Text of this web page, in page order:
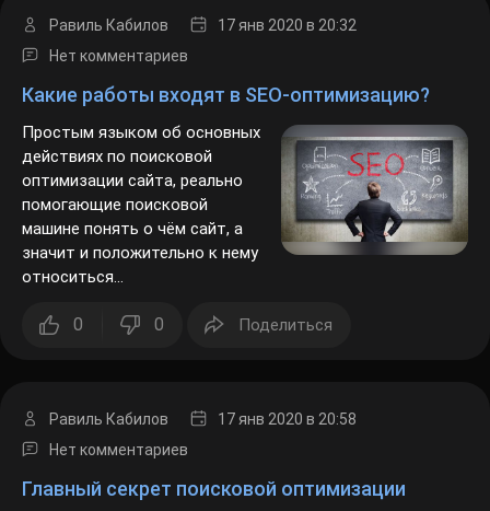
Нет комментариев
Какие работы входят в SEO-оптимизацию?
Простым языком об основных
действиях по поисковой
оптимизации сайта, реально
помогающие поисковой
машине понять о чём сайт, а
значит и положительно к нему
относиться...
Нет комментариев
Главный секрет поисковой оптимизации
Самой распространённой